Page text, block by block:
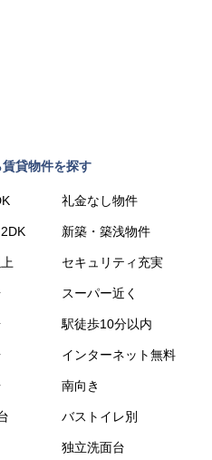
貸物件を探す
礼金なし物件
新築・築浅物件
セキュリティ充実
スーパー近く
駅徒歩10分以内
インターネット無料
南向き
バストイレ別
独立洗面台